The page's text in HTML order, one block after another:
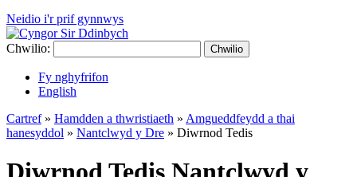
Neidio i'r prif gynnwys
Chwilio: Chwilio
Fy nghyfrifon
English
Cartref» Hamdden a thwristiaeth » Amgueddfeydd a thai
hanesyddol » Nantclwyd y Dre » Diwrnod Tedis